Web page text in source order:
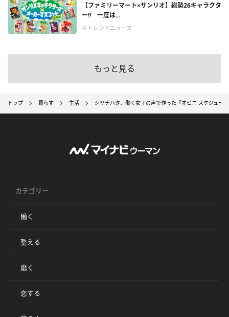
【ファミリーマート×サンリオ】総勢26キャラクタ
ー!! 一度は...
＃トレンドニュース
もっと見る
トップ 暮らす 生活 シヤチハタ、働く女子の声で作った「オピニ スケジュー
カテゴリー
働く
整える
磨く
恋する